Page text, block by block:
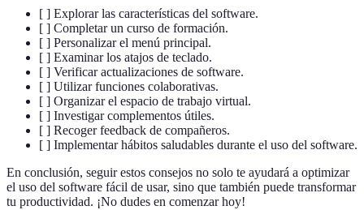
[ ] Explorar las características del software.
[ ] Completar un curso de formación.
[ ] Personalizar el menú principal.
[ ] Examinar los atajos de teclado.
[ ] Verificar actualizaciones de software.
[ ] Utilizar funciones colaborativas.
[ ] Organizar el espacio de trabajo virtual.
[ ] Investigar complementos útiles.
[ ] Recoger feedback de compañeros.
[ ] Implementar hábitos saludables durante el uso del software.
En conclusión, seguir estos consejos no solo te ayudará a optimizar
el uso del software fácil de usar, sino que también puede transformar
tu productividad. ¡No dudes en comenzar hoy!